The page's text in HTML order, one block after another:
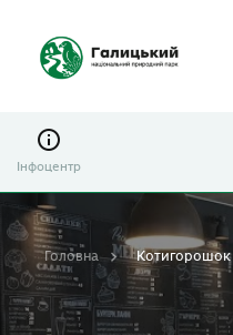
Інфоцентр
Головна Котигорошок